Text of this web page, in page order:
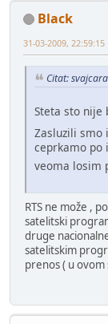
Black
31-03-2009, 22:59:15
Citat:
Steta sto nije
Zasluzili smo
ceprkamo
veoma losim
RTS ne može ,
satelitski
druge
satelitskim
prenos ( u ovom